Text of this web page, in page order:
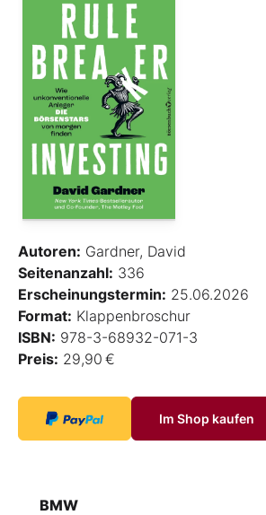
Autoren: Gardner, David
Seitenanzahl: 336
Erscheinungstermin: 25.06.2026
Format: Klappenbroschur
ISBN: 978-3-68932-071-3
Preis: 29,90 €
Im Shop kaufen
BMW